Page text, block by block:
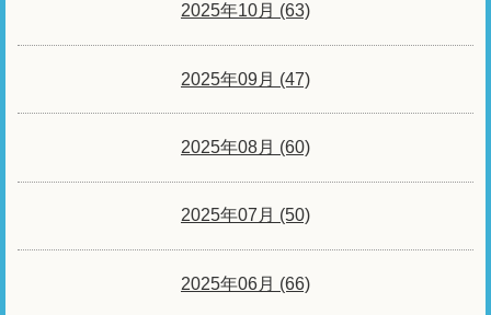
2025年10月 (63)
2025年09月 (47)
2025年08月 (60)
2025年07月 (50)
2025年06月 (66)